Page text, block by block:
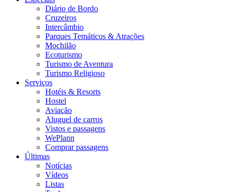
Diário de Bordo
Cruzeiros
Intercâmbio
Parques Temáticos & Atrações
Mochilão
Ecoturismo
Turismo de Aventura
Turismo Religioso
Serviços
Hotéis & Resorts
Hostel
Aviação
Aluguel de carros
Vistos e passagens
WePlann
Comprar passagens
Últimas
Notícias
Vídeos
Listas